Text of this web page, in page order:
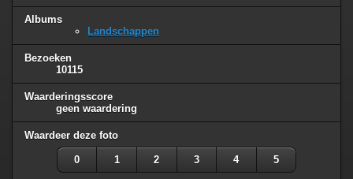
Albums
Landschappen
Bezoeken
10115
Waarderingsscore
geen waardering
Waardeer deze foto
0 1 2 3 4 5